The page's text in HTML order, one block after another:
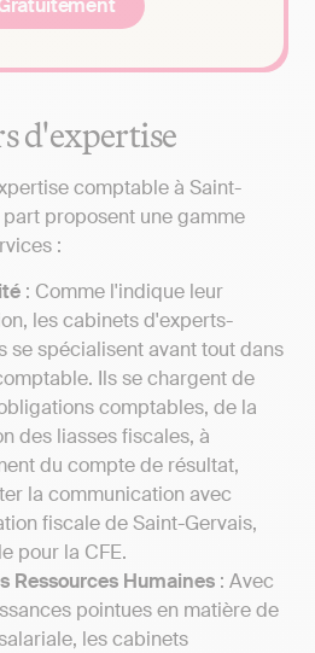
d'expertise
comptable à Saint-
proposent une gamme
:
: Comme l'indique leur
les cabinets d'experts-
se spécialisent avant tout dans
Ils se chargent de
comptables, de la
des liasses fiscales, à
du compte de résultat,
la communication avec
fiscale de Saint-Gervais,
pour la CFE.
Ressources Humaines : Avec
pointues en matière de
les cabinets